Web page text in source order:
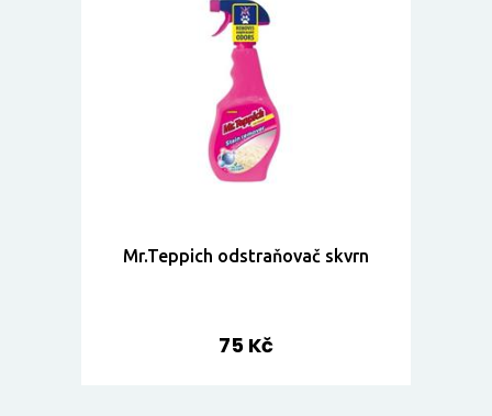
Mr.Teppich odstraňovač skvrn
75 Kč